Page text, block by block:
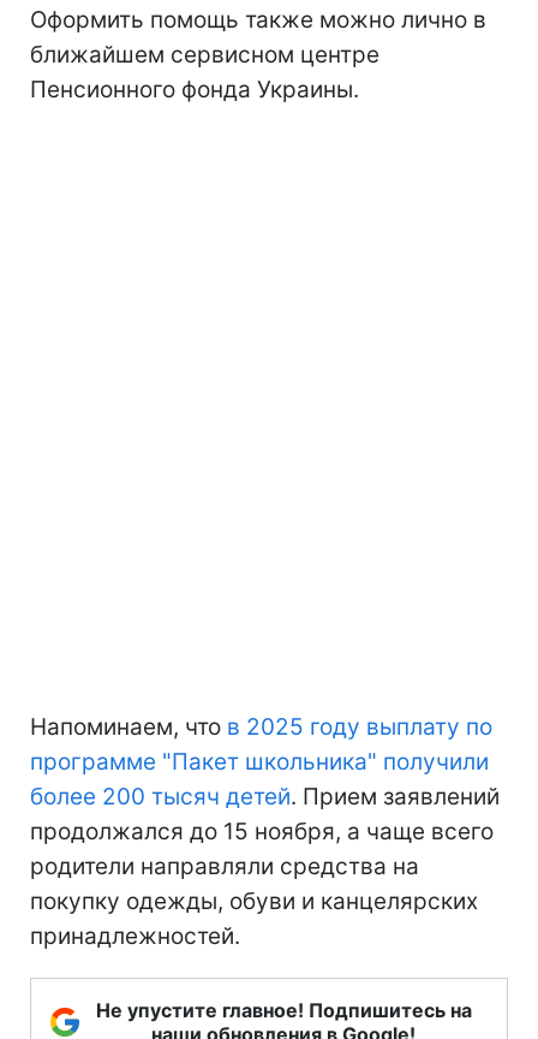
Оформить помощь также можно лично в
ближайшем сервисном центре
Пенсионного фонда Украины.
Напоминаем, что в 2025 году выплату по
программе "Пакет школьника" получили
более 200 тысяч детей. Прием заявлений
продолжался до 15 ноября, а чаще всего
родители направляли средства на
покупку одежды, обуви и канцелярских
принадлежностей.
Не упустите главное! Подпишитесь на
наши обновления в Google!